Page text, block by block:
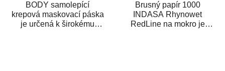
BODY samolepící
krepová maskovací páska
je určená k širokému
Brusný papír 1000
INDASA Rhynowet
RedLine na mokro je